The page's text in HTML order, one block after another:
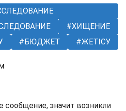
ХИЩЕНИЕ
БЮДЖЕТ ЖЕТІСУ
сообщение, значит возникли